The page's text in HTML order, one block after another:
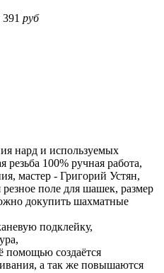
391 руб
нард и используемых
резьба 100% ручная работа,
мастер - Григорий Устян,
поле для шашек, размер
докупить шахматные
подклейку,
помощью создаётся
а так же повышаются